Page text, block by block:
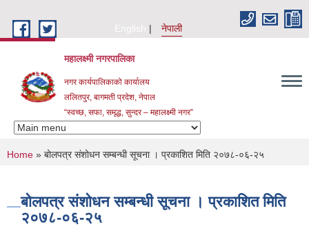
English
नेपाली
महालक्ष्मी नगरपालिका
नगर कार्यपालिकाको कार्यालय
ललितपुर, बागमती प्रदेश, नेपाल
“स्वच्छ, सफा, समृद्ध, सुन्दर – महालक्ष्मी नगर”
You are here
Home » बोलपत्र संशोधन सम्बन्धी सूचना । प्रकाशित मिति २०७८-०६-२५
बोलपत्र संशोधन सम्बन्धी सूचना । प्रकाशित मिति
२०७८-०६-२५